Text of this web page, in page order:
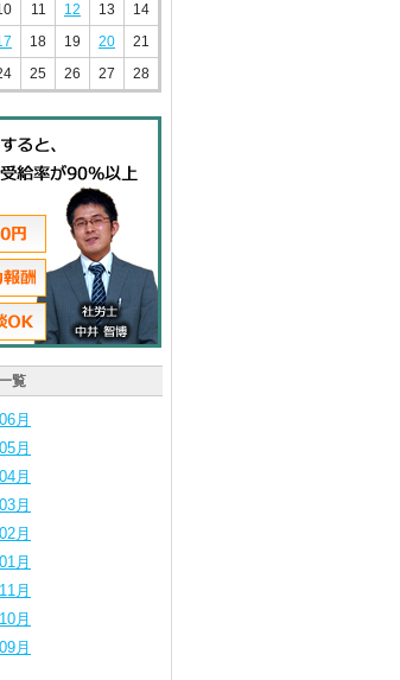
11 12 13
14
18 19 20
21
25 26 27 28
覧
06月
05月
04月
03月
02月
01月
11月
10月
09月